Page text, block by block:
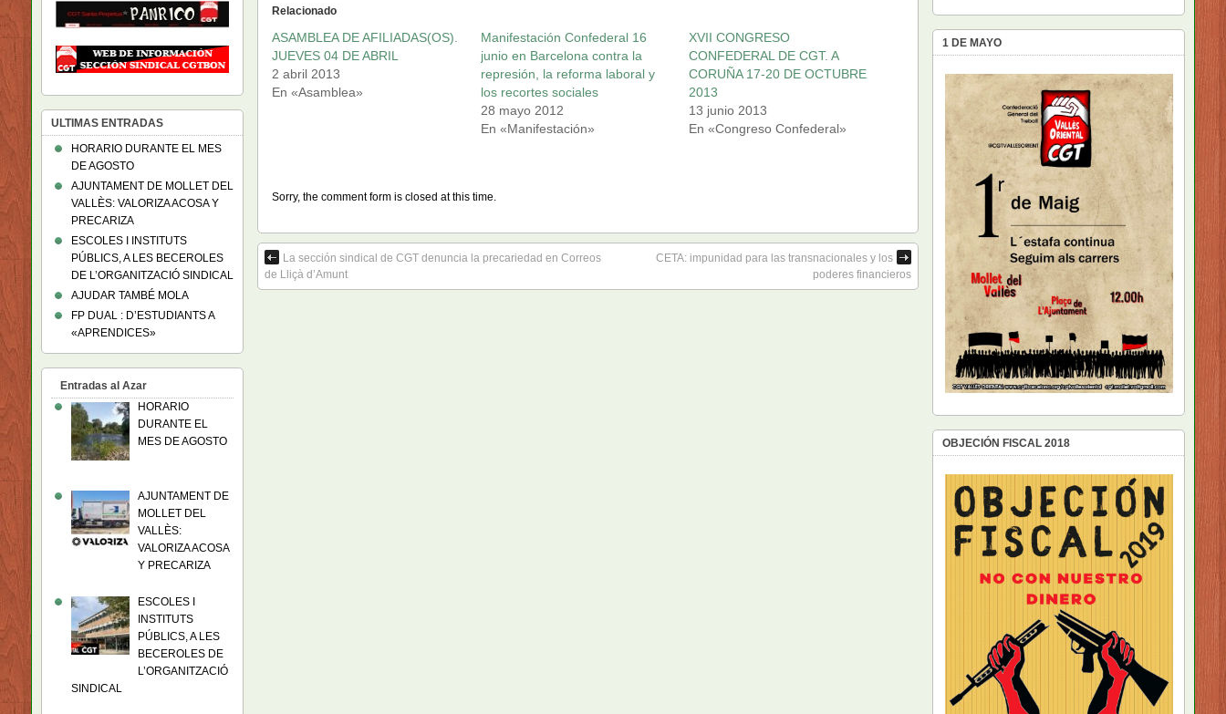
Relacionado
ASAMBLEA DE AFILIADAS(OS).
JUEVES 04 DE ABRIL
2 abril 2013
En «Asamblea»
Manifestación Confederal 16
junio en Barcelona contra la
represión, la reforma laboral y
los recortes sociales
28 mayo 2012
En «Manifestación»
XVII CONGRESO
CONFEDERAL DE CGT. A
CORUÑA 17-20 DE OCTUBRE
2013
13 junio 2013
En «Congreso Confederal»
Sorry, the comment form is closed at this time.
La sección sindical de CGT denuncia la precariedad en Correos
de Lliçà d’Amunt
CETA: impunidad para las transnacionales y los
poderes financieros
ULTIMAS ENTRADAS
HORARIO DURANTE EL MES
DE AGOSTO
AJUNTAMENT DE MOLLET DEL
VALLÈS: VALORIZA ACOSA Y
PRECARIZA
ESCOLES I INSTITUTS
PÚBLICS, A LES BECEROLES
DE L’ORGANITZACIÓ SINDICAL
AJUDAR TAMBÉ MOLA
FP DUAL : D’ESTUDIANTS A
«APRENDICES»
Entradas al Azar
HORARIO
DURANTE EL
MES DE AGOSTO
AJUNTAMENT DE
MOLLET DEL
VALLÈS:
VALORIZA ACOSA
Y PRECARIZA
ESCOLES I
INSTITUTS
PÚBLICS, A LES
BECEROLES DE
L’ORGANITZACIÓ
SINDICAL
1 DE MAYO
OBJECIÓN FISCAL 2018